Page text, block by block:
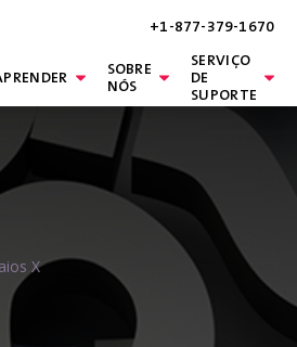
+1-877-379-1670
SOBRE
NÓS
SERVIÇO
DE
SUPORTE
X
X